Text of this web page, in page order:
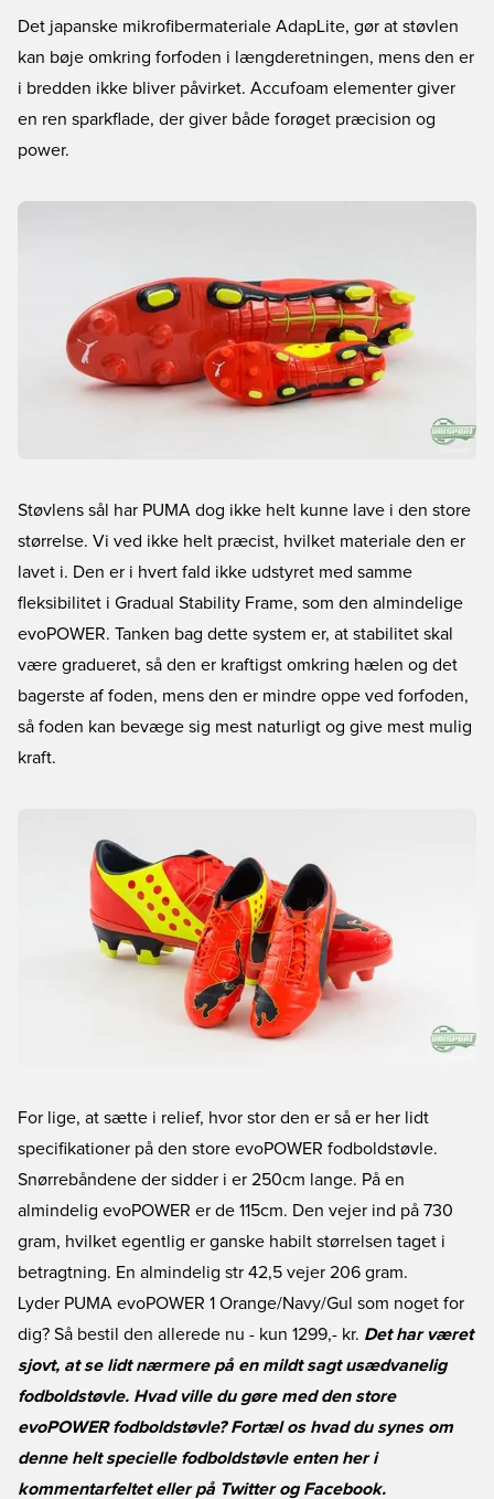
Det japanske mikrofibermateriale AdapLite, gør at støvlen
kan bøje omkring forfoden i længderetningen, mens den er
i bredden ikke bliver påvirket. Accufoam elementer giver
en ren sparkflade, der giver både forøget præcision og
power.
Støvlens sål har PUMA dog ikke helt kunne lave i den store
størrelse. Vi ved ikke helt præcist, hvilket materiale den er
lavet i. Den er i hvert fald ikke udstyret med samme
fleksibilitet i Gradual Stability Frame, som den almindelige
evoPOWER. Tanken bag dette system er, at stabilitet skal
være gradueret, så den er kraftigst omkring hælen og det
bagerste af foden, mens den er mindre oppe ved forfoden,
så foden kan bevæge sig mest naturligt og give mest mulig
kraft.
For lige, at sætte i relief, hvor stor den er så er her lidt
specifikationer på den store evoPOWER fodboldstøvle.
Snørrebåndene der sidder i er 250cm lange. På en
almindelig evoPOWER er de 115cm. Den vejer ind på 730
gram, hvilket egentlig er ganske habilt størrelsen taget i
betragtning. En almindelig str 42,5 vejer 206 gram.
Lyder PUMA evoPOWER 1 Orange/Navy/Gul som noget for
dig? Så bestil den allerede nu - kun 1299,- kr. Det har været
sjovt, at se lidt nærmere på en mildt sagt usædvanelig
fodboldstøvle. Hvad ville du gøre med den store
evoPOWER fodboldstøvle? Fortæl os hvad du synes om
denne helt specielle fodboldstøvle enten her i
kommentarfeltet eller på TwitterogFacebook.